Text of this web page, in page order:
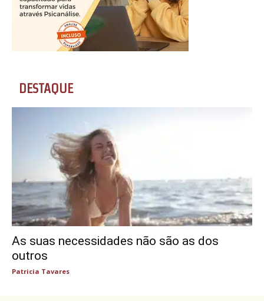
DESTAQUE
As suas necessidades não são as dos
outros
Patricia Tavares